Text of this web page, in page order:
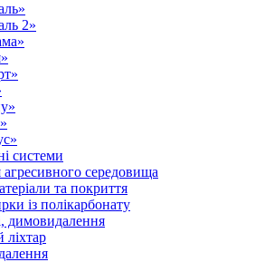
2»
системи
агресивного середовища
та покриття
із полікарбонату
димовидалення
ліхтар